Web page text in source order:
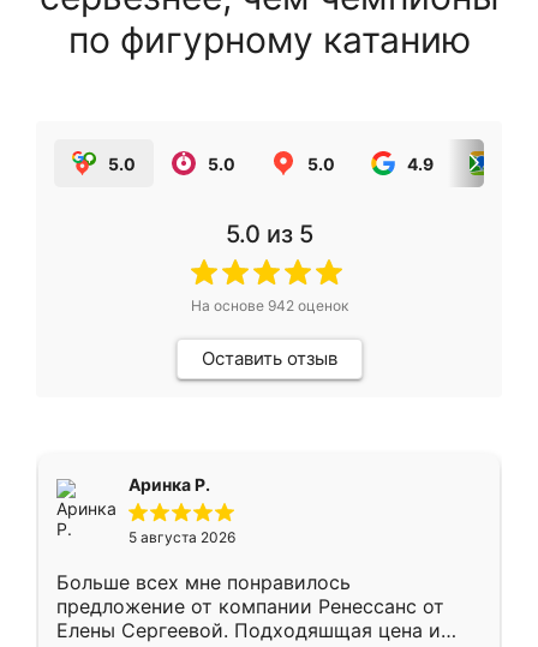
по фигурному катанию
5.0 5.0 5.0 4.9
5.0 из 5
На основе 942оценок
Оставить отзыв
Аринка Р.
5 августа 2026
Больше всех мне понравилось
предложение от компании Ренессанс от
Елены Сергеевой. Подходяшщая цена и